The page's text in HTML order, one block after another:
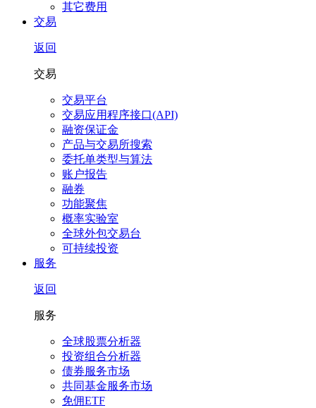
其它费用
交易
返回
交易
交易平台
交易应用程序接口(API)
融资保证金
产品与交易所搜索
委托单类型与算法
账户报告
融券
功能聚焦
概率实验室
全球外包交易台
可持续投资
服务
返回
服务
全球股票分析器
投资组合分析器
债券服务市场
共同基金服务市场
免佣ETF